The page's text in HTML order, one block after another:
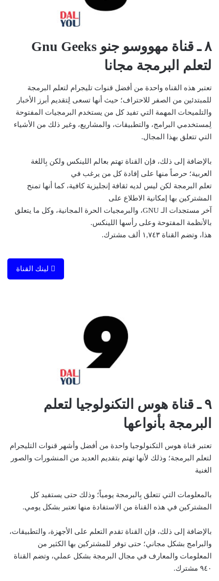
٨ ـ قناة مهووسو جنو Gnu Geeks
لتعلم البرمجة مجانا
تعتبر هذه القناه واحدة من أفضل قنوات تليجرام لتعلم البرمجة
للمبتدئين من الصفر للاحتراف؛ حيث أنها تسعى لِتقديم أبرز الأخبار
والتلميحات المهمة التي تفيد كل من يستخدم البرمجيات المفتوحة
لِمستخدمي البرامج، والتطبيقات، والمشاريع، وغير ذلك من الأشياء
التي تتعلق بهذا المجال.
بالإضافة إلى ذلك، فإن القناة تهتم بعالم اللينكس ولكن بِاللغة
العربية؛ حرصاً منها على إفادة كل من يرغب في
تعلم البرمجة لكن ليس لديه ثقافة إنجليزية كافية، كما أنها تمنح
المشتركين بها إمكانية الاطلاع على
آخر
مستجدات الـ GNU، والبرمجيات الحرة المجانية، وكل ما يتعلق
بالأنظمة المفتوحة وعلى رأسها اللينكس.
هذا، وتضم القناة ١,٧٤٣ ألف مشترك.
لينك القناة
٩ ـ قناة هوس التكنولوجيا لتعلم
البرمجة بأنواعها
تعتبر قناة هوس التكنولوجيا واحدة من أفضل وأشهر قنوات التليجرام
لتعلم البرمجة؛ وذلك لأنها تهتم بتقديم العديد من المنشورات والصور
الغنية
بالمعلومات التي تتعلق بِالبرمجة يومياً؛ وذلك حتى يستفيد كل
المشتركين في هذه القناة من الاستفادة منها تعتبر بشكل يومي.
بالإضافة إلى ذلك، فإن القناة تقدم التعلم على الأجهزة، والتطبيقات،
والبرامج بشكل مجاني؛ حتى توفر للمشتركين بها الكثير من
المعلومات والمعارف في مجال البرمجة بشكل عملي، وتضم القناة
٩٤٠ مشترك.